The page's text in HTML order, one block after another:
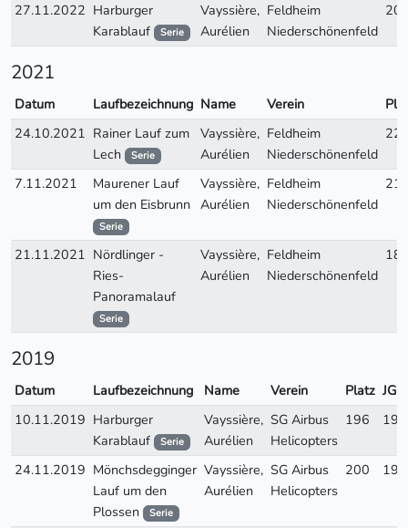
27.11.2022 Harburger
Karablauf
Serie
Vayssière,
Aurélien
Feldheim
Niederschönenfeld
2021
Datum Laufbezeichnung Name Verein
24.10.2021 Rainer Lauf zum
Lech
Serie
Vayssière,
Aurélien
Feldheim
Niederschönenfeld
7.11.2021
Maurener Lauf
um den Eisbrunn
Serie
Vayssière,
Aurélien
Feldheim
Niederschönenfeld
21.11.2021 Nördlinger -
Ries-
Panoramalauf
Serie
Vayssière,
Aurélien
Feldheim
Niederschönenfeld
2019
Datum Laufbezeichnung Name Verein Platz JG
10.11.2019 Harburger
Karablauf
Serie
Vayssière,
Aurélien
SG Airbus
Helicopters
196
24.11.2019 Mönchsdegginger
Lauf um den
Plossen
Serie
Vayssière,
Aurélien
SG Airbus
Helicopters
200